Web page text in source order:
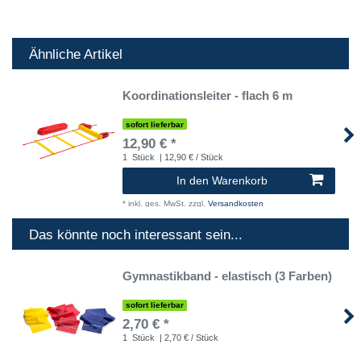
Ähnliche Artikel
Koordinationsleiter - flach 6 m
sofort lieferbar
12,90 € *
1 Stück | 12,90 € / Stück
In den Warenkorb
* inkl. ges. MwSt. zzgl. Versandkosten
Das könnte noch interessant sein...
Gymnastikband - elastisch (3 Farben)
sofort lieferbar
2,70 € *
1 Stück | 2,70 € / Stück